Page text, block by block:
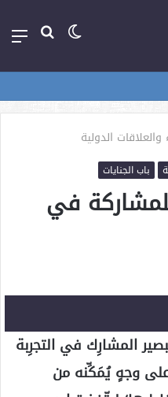
بحث الوضع
الدولية
باب الجنايات
في
المشارِك في التجرِبة
وجهٍ يُمَكِّنه من